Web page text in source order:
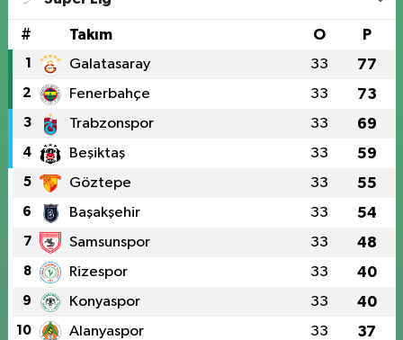
# Takım O P
1 Galatasaray 33 77
2 Fenerbahçe 33 73
3 Trabzonspor 33 69
4 Beşiktaş 33 59
5 Göztepe 33 55
6 Başakşehir 33 54
7 Samsunspor 33 48
8 Rizespor 33 40
9 Konyaspor 33 40
10 Alanyaspor 33 37